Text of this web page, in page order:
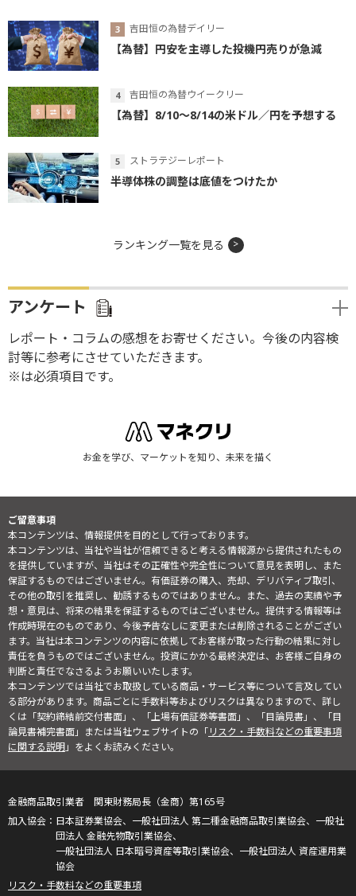
吉田恒の為替デイリー
【為替】円安を主導した投機円売りが急減
吉田恒の為替ウイークリー
【為替】8/10～8/14の米ドル／円を予想する
ストラテジーレポート
半導体株の調整は底値をつけたか
ランキング一覧を見る
アンケート
レポート・コラムの感想をお寄せください。今後の内容検
討等に参考にさせていただきます。
※は必須項目です。
お金を学び、マーケットを知り、未来を描く
ご留意事項
本コンテンツは、情報提供を目的として行っております。
本コンテンツは、当社や当社が信頼できると考える情報源から提供されたもの
を提供していますが、当社はその正確性や完全性について意見を表明し、また
保証するものではございません。有価証券の購入、売却、デリバティブ取引、
その他の取引を推奨し、勧誘するものではありません。また、過去の実績や予
想・意見は、将来の結果を保証するものではございません。提供する情報等は
作成時現在のものであり、今後予告なしに変更または削除されることがござい
ます。当社は本コンテンツの内容に依拠してお客様が取った行動の結果に対し
責任を負うものではございません。投資にかかる最終決定は、お客様ご自身の
判断と責任でなさるようお願いいたします。
本コンテンツでは当社でお取扱している商品・サービス等について言及してい
る部分があります。商品ごとに手数料等およびリスクは異なりますので、詳し
くは「契約締結前交付書面」、「上場有価証券等書面」、「目論見書」、「目
論見書補完書面」または当社ウェブサイトの「リスク・手数料などの重要事項
に関する説明」をよくお読みください。
金融商品取引業者 関東財務局長（金商）第165号
日本証券業協会、一般社団法人 第二種金融商品取引業協会、一般社
団法人 金融先物取引業協会、
一般社団法人 日本暗号資産等取引業協会、一般社団法人 資産運用業
協会
リスク・手数料などの重要事項